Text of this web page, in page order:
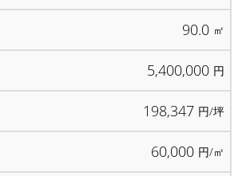
90.0 ㎡
5,400,000 円
198,347 円/坪
60,000 円/㎡